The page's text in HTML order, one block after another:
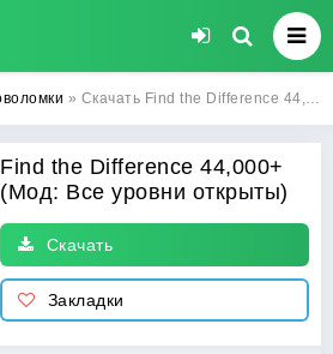
» Скачать Find the Difference 44,000+ Взлом (Все уровни открыты) на Андроид
Find the Difference 44,000+
(Мод: Все уровни открыты)
Скачать
Закладки